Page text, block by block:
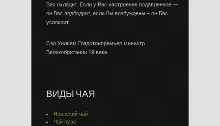
Вас охладит. Если у Вас настроение подавленное —
он Вас подбодрит, если Вы возбуждены – он Вас
успокоит.
Сэр Уильям Гладстонпремьер министр
Великобритании 19 века
ВИДЫ ЧАЯ
Японский чай
Чай пуэр